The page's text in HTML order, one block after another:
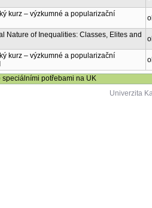
kurz – výzkumné a popularizační
Nature of Inequalities: Classes, Elites and
kurz – výzkumné a popularizační
speciálními potřebami na UK
Univerzita